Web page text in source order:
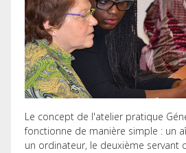
Le concept de l'atelier pratique
fonctionne de manière simple : un
un ordinateur, le deuxième servant